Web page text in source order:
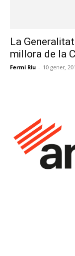
La
millora de la
Fermi Riu - 10 gener,